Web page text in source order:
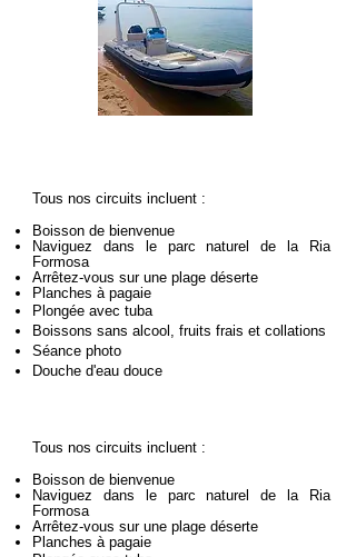
Tous nos circuits incluent :
Boisson de bienvenue
Naviguez dans le parc naturel de la Ria
Formosa
Arrêtez-vous sur une plage déserte
Planches à pagaie
Plongée avec tuba
Boissons sans alcool, fruits frais et collations
Séance photo
Douche d'eau douce
Tous nos circuits incluent :
Boisson de bienvenue
Naviguez dans le parc naturel de la Ria
Formosa
Arrêtez-vous sur une plage déserte
Planches à pagaie